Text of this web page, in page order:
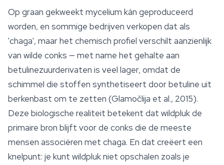
Op graan gekweekt mycelium kán geproduceerd
worden, en sommige bedrijven verkopen dat als
'chaga', maar het chemisch profiel verschilt aanzienlijk
van wilde conks — met name het gehalte aan
betulinezuurderivaten is veel lager, omdat de
schimmel die stoffen synthetiseert door betuline uit
berkenbast om te zetten (Glamočlija et al., 2015).
Deze biologische realiteit betekent dat wildpluk de
primaire bron blijft voor de conks die de meeste
mensen associëren met chaga. En dat creëert een
knelpunt: je kunt wildpluk niet opschalen zoals je